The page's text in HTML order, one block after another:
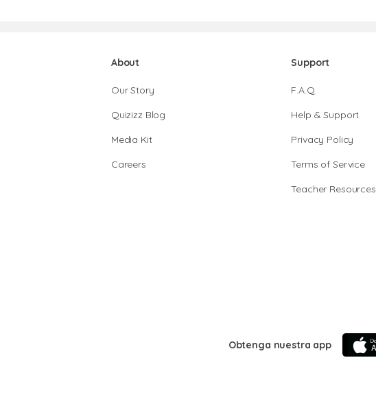
About
Our Story
Quizizz Blog
Media Kit
Careers
Support
F.A.Q.
Help & Support
Privacy Policy
Terms of Service
Teacher Resources
Obtenga nuestra app